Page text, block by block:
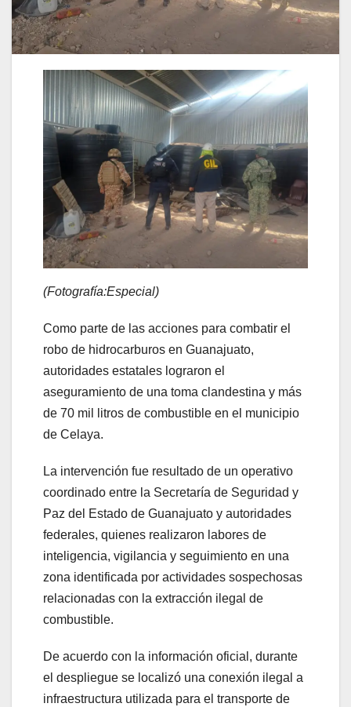
(Fotografía:Especial)
Como parte de las acciones para combatir el
robo de hidrocarburos en Guanajuato,
autoridades estatales lograron el
aseguramiento de una toma clandestina y más
de 70 mil litros de combustible en el municipio
de Celaya.
La intervención fue resultado de un operativo
coordinado entre la Secretaría de Seguridad y
Paz del Estado de Guanajuato y autoridades
federales, quienes realizaron labores de
inteligencia, vigilancia y seguimiento en una
zona identificada por actividades sospechosas
relacionadas con la extracción ilegal de
combustible.
De acuerdo con la información oficial, durante
el despliegue se localizó una conexión ilegal a
infraestructura utilizada para el transporte de